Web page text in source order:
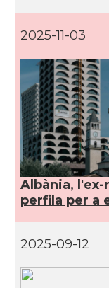
2025-11-03
Albània,
perfila per a
2025-09-12